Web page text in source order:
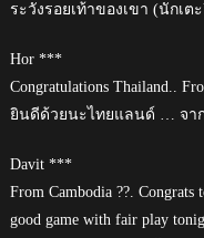
ระวังรอยเท้าของเขา (นักเ
Hor ***
Congratulations Thailand..
ยินดีด้วยนะไทยแลนด์ … จา
Davit ***
From Cambodia ??.
good game with fair play